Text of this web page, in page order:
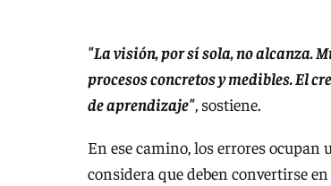
"La visión, por sí sola, no alcanza.
procesos concretos y medibles. El
de aprendizaje", sostiene.
En ese camino, los errores
considera que deben convertirse